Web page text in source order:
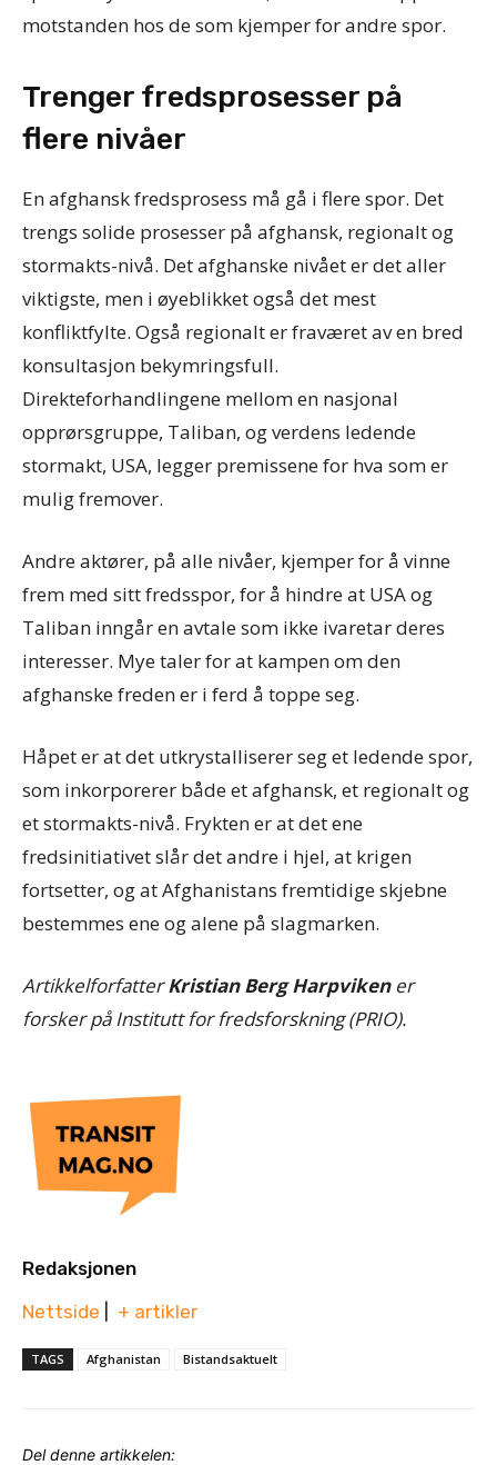
motstanden hos de som kjemper for andre spor.
Trenger fredsprosesser på
flere nivåer
En afghansk fredsprosess må gå i flere spor. Det
trengs solide prosesser på afghansk, regionalt og
stormakts-nivå. Det afghanske nivået er det aller
viktigste, men i øyeblikket også det mest
konfliktfylte. Også regionalt er fraværet av en bred
konsultasjon bekymringsfull.
Direkteforhandlingene mellom en nasjonal
opprørsgruppe, Taliban, og verdens ledende
stormakt, USA, legger premissene for hva som er
mulig fremover.
Andre aktører, på alle nivåer, kjemper for å vinne
frem med sitt fredsspor, for å hindre at USA og
Taliban inngår en avtale som ikke ivaretar deres
interesser. Mye taler for at kampen om den
afghanske freden er i ferd å toppe seg.
Håpet er at det utkrystalliserer seg et ledende spor,
som inkorporerer både et afghansk, et regionalt og
et stormakts-nivå. Frykten er at det ene
fredsinitiativet slår det andre i hjel, at krigen
fortsetter, og at Afghanistans fremtidige skjebne
bestemmes ene og alene på slagmarken.
ArtikkelforfatterKristian Berg Harpviken er
forsker på Institutt for fredsforskning (PRIO).
Redaksjonen
Nettside
+ artikler
TAGS Afghanistan Bistandsaktuelt
Del denne artikkelen: